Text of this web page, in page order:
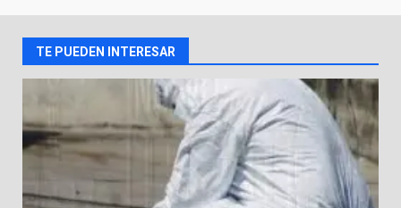
2
3
Aprender jugando también salva
vidas.
8 de agosto de 2026
Incendio en taller mecánico de
TE PUEDEN INTERESAR